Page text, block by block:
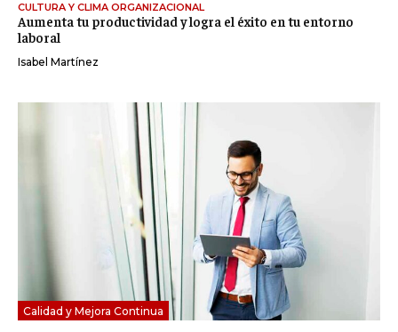
CULTURA Y CLIMA ORGANIZACIONAL
Aumenta tu productividad y logra el éxito en tu entorno
laboral
Isabel Martínez
Calidad y Mejora Continua